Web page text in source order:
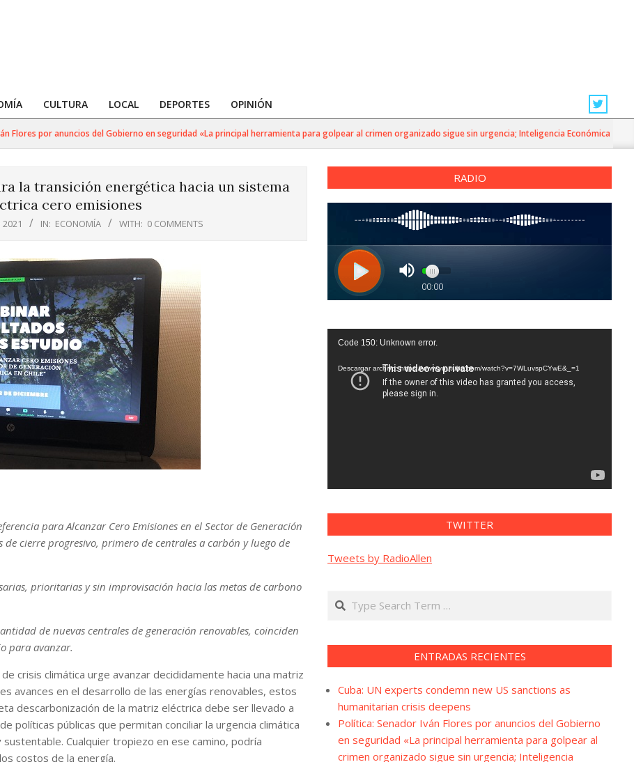
CULTURA LOCAL DEPORTES OPINIÓN
por anuncios del Gobierno en seguridad «La principal herramienta para golpear al crimen organizado sigue sin urgencia; Inteligencia Económica»
la transición energética hacia un sistema
cero emisiones
2021 IN: ECONOMÍA WITH: 0 COMMENTS
para Alcanzar Cero Emisiones en el Sector de Generación
cierre progresivo, primero de centrales a carbón y luego de
prioritarias y sin improvisación hacia las metas de carbono
de nuevas centrales de generación renovables, coinciden
para avanzar.
crisis climática urge avanzar decididamente hacia una matriz
avances en el desarrollo de las energías renovables, estos
descarbonización de la matriz eléctrica debe ser llevado a
políticas públicas que permitan conciliar la urgencia climática
Cualquier tropiezo en ese camino, podría
costos de la energía.
RADIO
Reproductor
vídeo
Code 150: Unknown error.
Descargar archivo: https://www.youtube.com/watch?v=7WLuvspCYwE&_=1
TWITTER
Tweets by RadioAllen
Search
ENTRADAS RECIENTES
Cuba: UN experts condemn new US sanctions as
humanitarian crisis deepens
Política: Senador Iván Flores por anuncios del Gobierno
en seguridad «La principal herramienta para golpear al
crimen organizado sigue sin urgencia; Inteligencia